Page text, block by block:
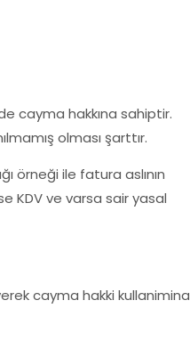
cayma hakkına sahiptir.
olması şarttır.
örneği ile fatura aslının
KDV ve varsa sair yasal
cayma hakki kullanimina